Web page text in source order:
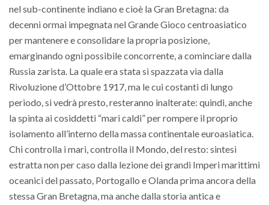
nel sub-continente indiano e cioè la Gran Bretagna: da
decenni ormai impegnata nel Grande Gioco centroasiatico
per mantenere e consolidare la propria posizione,
emarginando ogni possibile concorrente, a cominciare dalla
Russia zarista. La quale era stata sì spazzata via dalla
Rivoluzione d’Ottobre 1917, ma le cui costanti di lungo
periodo, si vedrà presto, resteranno inalterate: quindi, anche
la spinta ai cosiddetti “mari caldi” per rompere il proprio
isolamento all’interno della massa continentale euroasiatica.
Chi controlla i mari, controlla il Mondo, del resto: sintesi
estratta non per caso dalla lezione dei grandi Imperi marittimi
oceanici del passato, Portogallo e Olanda prima ancora della
stessa Gran Bretagna, ma anche dalla storia antica e